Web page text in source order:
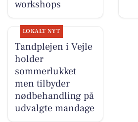
workshops
LOKALT NYT
Tandplejen i Vejle
holder
sommerlukket
men tilbyder
nødbehandling på
udvalgte mandage